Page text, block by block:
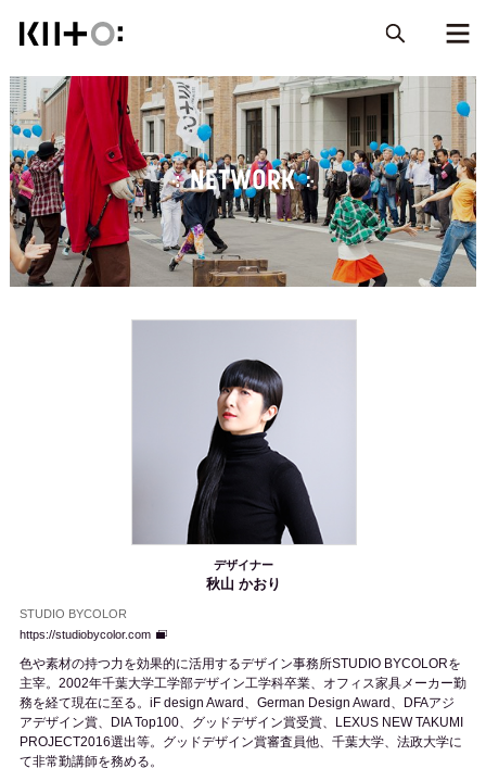
NETWORK
デザイナー
秋山 かおり
STUDIO BYCOLOR
https://studiobycolor.com
色や素材の持つ力を効果的に活用するデザイン事務所STUDIO BYCOLORを
主宰。2002年千葉大学工学部デザイン工学科卒業、オフィス家具メーカー勤
務を経て現在に至る。iF design Award、German Design Award、DFAアジ
アデザイン賞、DIA Top100、グッドデザイン賞受賞、LEXUS NEW TAKUMI
PROJECT2016選出等。グッドデザイン賞審査員他、千葉大学、法政大学に
て非常勤講師を務める。